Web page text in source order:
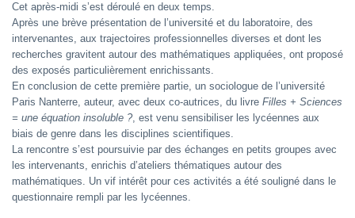
Cet après-midi s’est déroulé en deux temps.
Après une brève présentation de l’université et du laboratoire, des
intervenantes, aux trajectoires professionnelles diverses et dont les
recherches gravitent autour des mathématiques appliquées, ont proposé
des exposés particulièrement enrichissants.
En conclusion de cette première partie, un sociologue de l’université
Paris Nanterre, auteur, avec deux co-autrices, du livre Filles + Sciences
= une équation insoluble ?, est venu sensibiliser les lycéennes aux
biais de genre dans les disciplines scientifiques.
La rencontre s’est poursuivie par des échanges en petits groupes avec
les intervenants, enrichis d’ateliers thématiques autour des
mathématiques. Un vif intérêt pour ces activités a été souligné dans le
questionnaire rempli par les lycéennes.